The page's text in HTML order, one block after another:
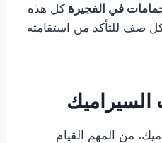
في الفجيرة كل هذه
صف للتأكد من استقامته
السيراميك
من المهم القيام